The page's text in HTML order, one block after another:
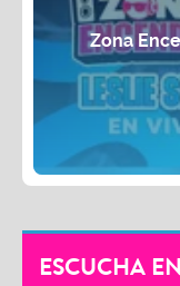
Zona
ESCUCHA